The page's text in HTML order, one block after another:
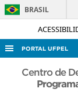
BRASIL
PORTAL UFPEL
ACESSO À
AUDITORIA
Centro de